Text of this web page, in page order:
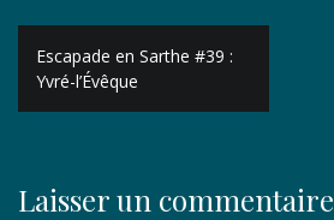
Navigation
de
l’article
Escapade en Sarthe #39 :
Yvré-l’Évêque
Laisser un commentaire